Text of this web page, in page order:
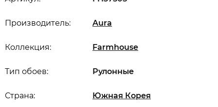
Производитель: Aura
Коллекция: Farmhouse
Страна: Южная Корея
Тип обоев: Рулонные